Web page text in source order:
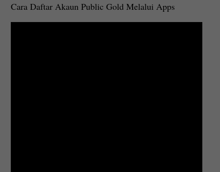
Cara Daftar Akaun Public Gold Melalui Apps